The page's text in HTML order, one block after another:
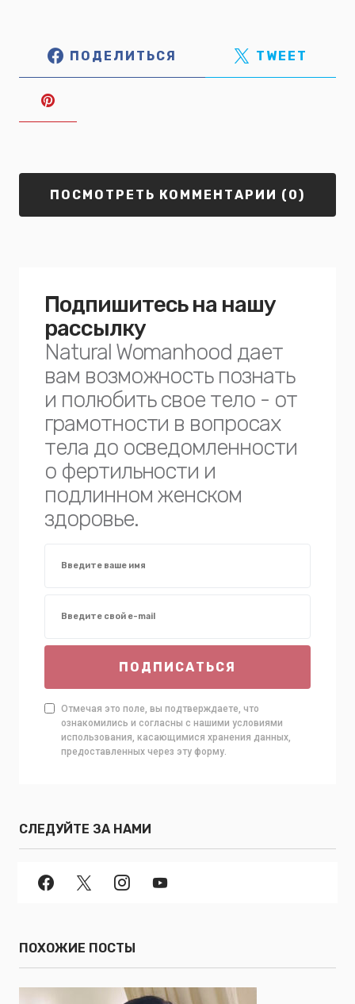
ПОДЕЛИТЬСЯ TWEET
ПОСМОТРЕТЬ КОММЕНТАРИИ (0)
Подпишитесь на нашу
рассылку
Natural Womanhood дает
вам возможность познать
и полюбить свое тело - от
грамотности в вопросах
тела до осведомленности
о фертильности и
подлинном женском
здоровье.
ПОДПИСАТЬСЯ
Отмечая это поле, вы подтверждаете, что
ознакомились и согласны с нашими условиями
использования, касающимися хранения данных,
предоставленных через эту форму.
СЛЕДУЙТЕ ЗА НАМИ
ПОХОЖИЕ ПОСТЫ